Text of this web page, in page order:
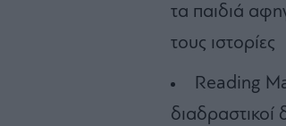
τα παιδιά
τους ιστορίες
Reading
διαδραστικοί